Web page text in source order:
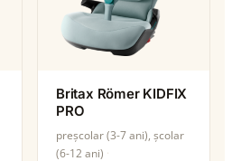
Britax Römer KIDFIX
PRO
preșcolar (3-7 ani), școlar
(6-12 ani)